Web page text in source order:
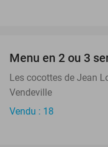
Menu en 2 ou 3
Les cocottes de Jean
Vendeville
Vendu : 18